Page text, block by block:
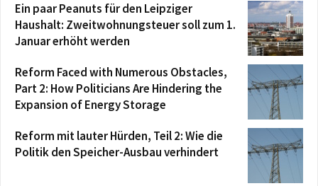
Ein paar Peanuts für den Leipziger
Haushalt: Zweitwohnungsteuer soll zum 1.
Januar erhöht werden
Reform Faced with Numerous Obstacles,
Part 2: How Politicians Are Hindering the
Expansion of Energy Storage
Reform mit lauter Hürden, Teil 2: Wie die
Politik den Speicher-Ausbau verhindert